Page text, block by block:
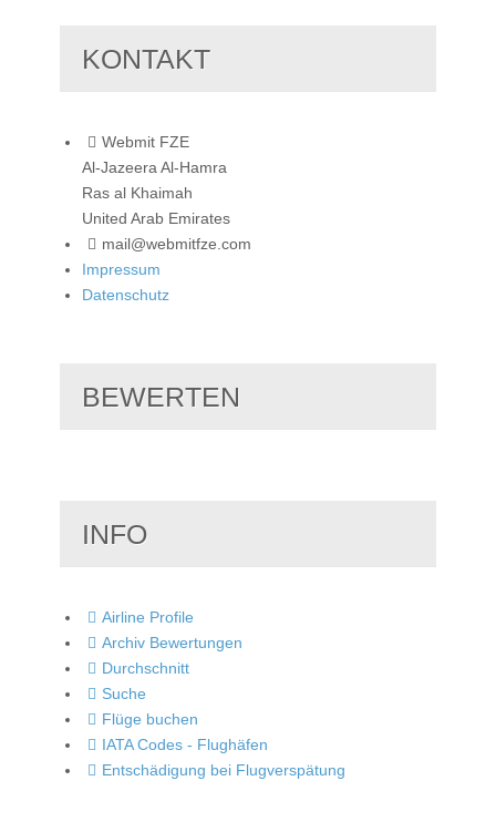
KONTAKT
Webmit FZE
Al-Jazeera Al-Hamra
Ras al Khaimah
United Arab Emirates
mail@webmitfze.com
Impressum
Datenschutz
BEWERTEN
INFO
Airline Profile
Archiv Bewertungen
Durchschnitt
Suche
Flüge buchen
IATA Codes - Flughäfen
Entschädigung bei Flugverspätung